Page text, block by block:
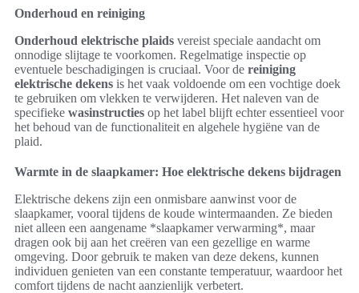
Onderhoud en reiniging
Onderhoud elektrische plaids vereist speciale aandacht om
onnodige slijtage te voorkomen. Regelmatige inspectie op
eventuele beschadigingen is cruciaal. Voor de reiniging
elektrische dekens is het vaak voldoende om een vochtige doek
te gebruiken om vlekken te verwijderen. Het naleven van de
specifieke wasinstructies op het label blijft echter essentieel voor
het behoud van de functionaliteit en algehele hygiëne van de
plaid.
Warmte in de slaapkamer: Hoe elektrische dekens bijdragen
Elektrische dekens zijn een onmisbare aanwinst voor de
slaapkamer, vooral tijdens de koude wintermaanden. Ze bieden
niet alleen een aangename *slaapkamer verwarming*, maar
dragen ook bij aan het creëren van een gezellige en warme
omgeving. Door gebruik te maken van deze dekens, kunnen
individuen genieten van een constante temperatuur, waardoor het
comfort tijdens de nacht aanzienlijk verbetert.